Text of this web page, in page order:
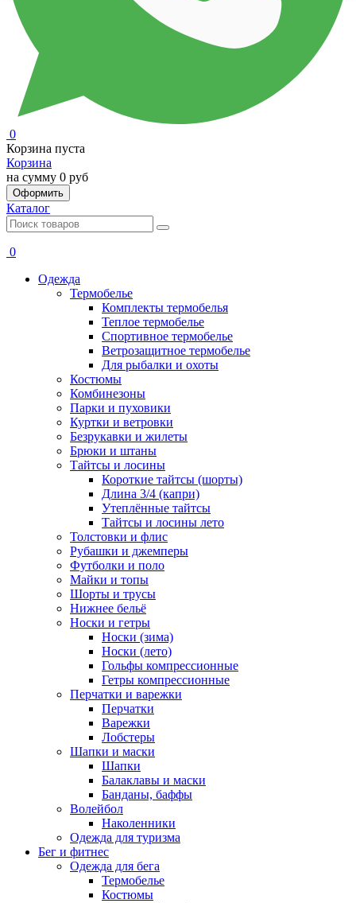
0
Корзина пуста
Корзина
на сумму 0 руб
Оформить
Каталог
0
Одежда
Термобелье
Комплекты термобелья
Теплое термобелье
Спортивное термобелье
Ветрозащитное термобелье
Для рыбалки и охоты
Костюмы
Комбинезоны
Парки и пуховики
Куртки и ветровки
Безрукавки и жилеты
Брюки и штаны
Тайтсы и лосины
Короткие тайтсы (шорты)
Длина 3/4 (капри)
Утеплённые тайтсы
Тайтсы и лосины лето
Толстовки и флис
Рубашки и джемперы
Футболки и поло
Майки и топы
Шорты и трусы
Нижнее бельё
Носки и гетры
Носки (зима)
Носки (лето)
Гольфы компрессионные
Гетры компрессионные
Перчатки и варежки
Перчатки
Варежки
Лобстеры
Шапки и маски
Шапки
Балаклавы и маски
Банданы, баффы
Волейбол
Наколенники
Одежда для туризма
Бег и фитнес
Одежда для бега
Термобелье
Костюмы